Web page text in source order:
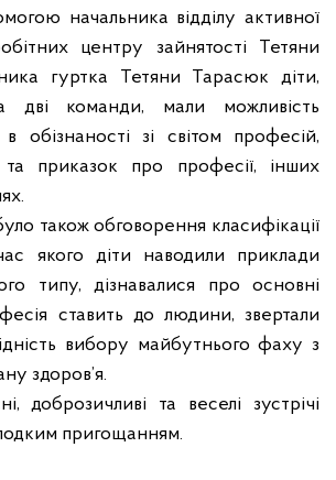
начальника відділу активної
центру зайнятості Тетяни
гуртка Тетяни Тарасюк діти,
дві команди, мали можливість
обізнаності зі світом професій,
та приказок про професії, інших
також обговорення класифікації
якого діти наводили приклади
типу, дізнавалися про основні
ставить до людини, звертали
вибору майбутнього фаху з
здоров’я.
доброзичливі та веселі зустрічі
пригощанням.